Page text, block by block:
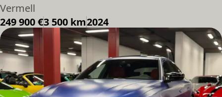
Vermell
249 900 €3 500 km2024